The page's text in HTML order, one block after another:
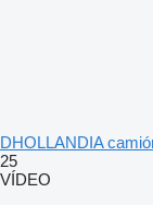
DHOLLANDIA
25
VÍDEO